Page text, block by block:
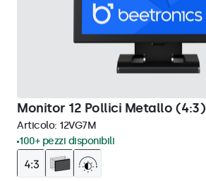
Monitor 12 Pollici Metallo (4:3)
Articolo: 12VG7M
100+ pezzi disponibili